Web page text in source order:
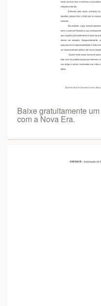
Baixe gratuitamente
com a Nova Era.